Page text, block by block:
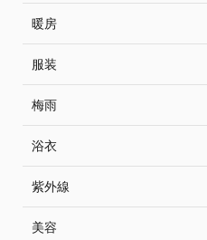
暖房
服装
梅雨
浴衣
紫外線
美容